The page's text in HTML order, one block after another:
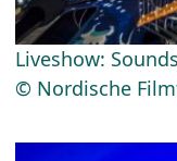
Liveshow:
© Nordische